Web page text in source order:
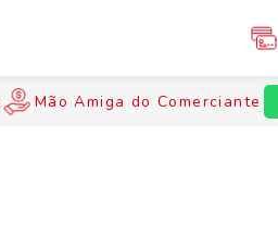
Mão Amiga do Comerciante